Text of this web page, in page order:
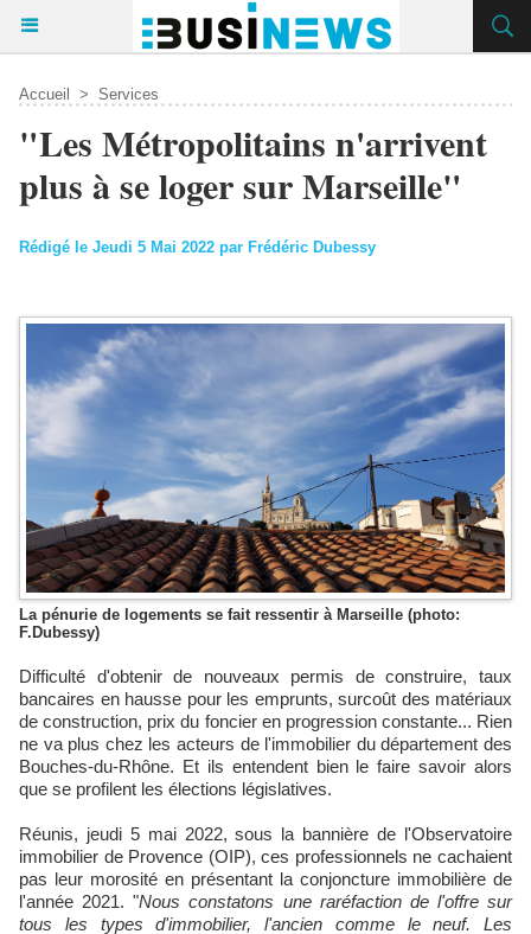
Accueil > Services
"Les Métropolitains n'arrivent
plus à se loger sur Marseille"
Rédigé le Jeudi 5 Mai 2022 par Frédéric Dubessy
La pénurie de logements se fait ressentir à Marseille (photo:
F.Dubessy)
Difficulté d'obtenir de nouveaux permis de construire, taux
bancaires en hausse pour les emprunts, surcoût des matériaux
de construction, prix du foncier en progression constante... Rien
ne va plus chez les acteurs de l'immobilier du département des
Bouches-du-Rhône. Et ils entendent bien le faire savoir alors
que se profilent les élections législatives.
Réunis, jeudi 5 mai 2022, sous la bannière de l'Observatoire
immobilier de Provence (OIP), ces professionnels ne cachaient
pas leur morosité en présentant la conjoncture immobilière de
l'année 2021. "Nous constatons une raréfaction de l'offre sur
tous les types d'immobilier, l'ancien comme le neuf. Les